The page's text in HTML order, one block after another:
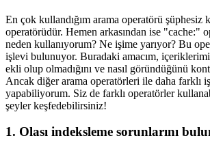
En çok kullandığım arama operatörü şüphesiz
operatörüdür. Hemen arkasından ise "cache:"
neden kullanıyorum? Ne işime yarıyor? Bu
işlevi bulunuyor. Buradaki amacım,
ekli olup olmadığını ve nasıl göründüğünü
Ancak diğer arama operatörleri ile daha farklı
yapabiliyorum. Siz de farklı operatörler
şeyler keşfedebilirsiniz!
1. Olası indeksleme sorunlarını